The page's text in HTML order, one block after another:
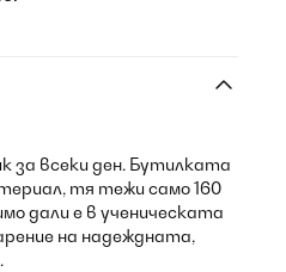
за всеки ден. Бутилката
тя тежи само 160
дали е в ученическата
на надеждната,